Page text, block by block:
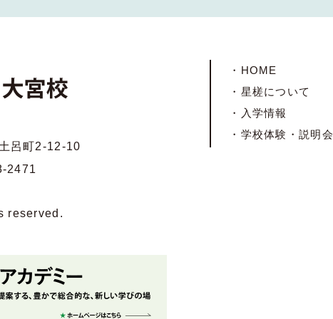
呂町2-12-10
2471
reserved.
・HOME
・星槎について
・入学情報
・学校体験・説明会